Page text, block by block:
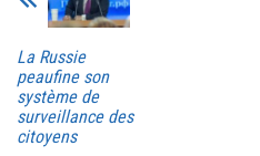
La Russie
peaufine son
système de
surveillance des
citoyens